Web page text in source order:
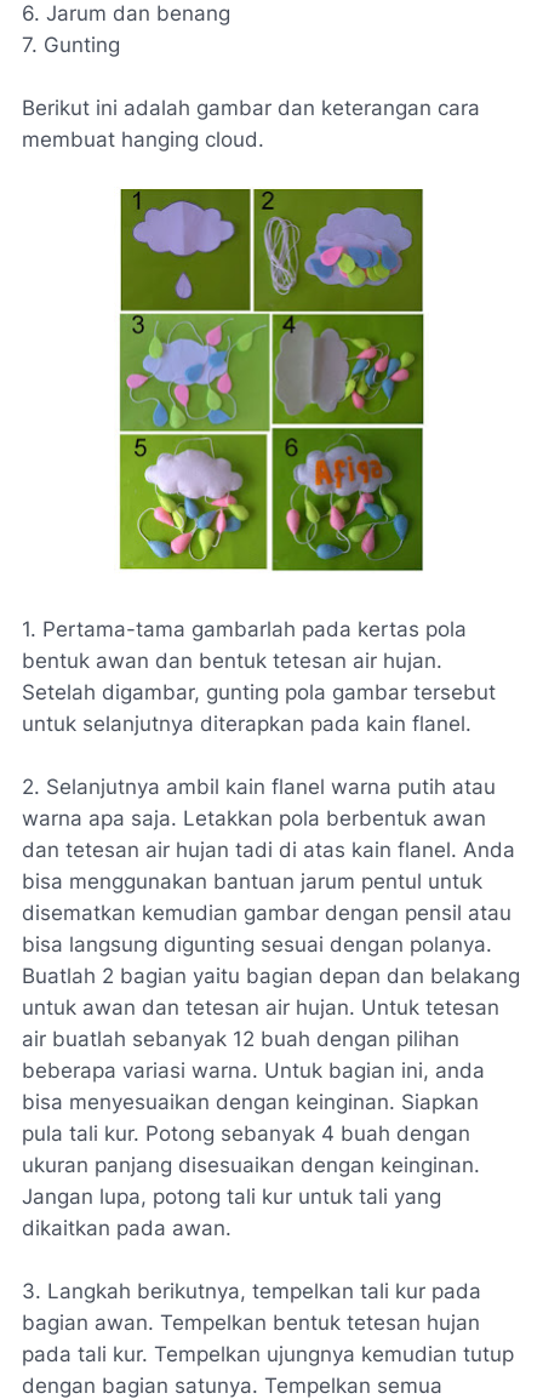
6. Jarum dan benang
7. Gunting
Berikut ini adalah gambar dan keterangan cara
membuat hanging cloud.
1. Pertama-tama gambarlah pada kertas pola
bentuk awan dan bentuk tetesan air hujan.
Setelah digambar, gunting pola gambar tersebut
untuk selanjutnya diterapkan pada kain flanel.
2. Selanjutnya ambil kain flanel warna putih atau
warna apa saja. Letakkan pola berbentuk awan
dan tetesan air hujan tadi di atas kain flanel. Anda
bisa menggunakan bantuan jarum pentul untuk
disematkan kemudian gambar dengan pensil atau
bisa langsung digunting sesuai dengan polanya.
Buatlah 2 bagian yaitu bagian depan dan belakang
untuk awan dan tetesan air hujan. Untuk tetesan
air buatlah sebanyak 12 buah dengan pilihan
beberapa variasi warna. Untuk bagian ini, anda
bisa menyesuaikan dengan keinginan. Siapkan
pula tali kur. Potong sebanyak 4 buah dengan
ukuran panjang disesuaikan dengan keinginan.
Jangan lupa, potong tali kur untuk tali yang
dikaitkan pada awan.
3. Langkah berikutnya, tempelkan tali kur pada
bagian awan. Tempelkan bentuk tetesan hujan
pada tali kur. Tempelkan ujungnya kemudian tutup
dengan bagian satunya. Tempelkan semua